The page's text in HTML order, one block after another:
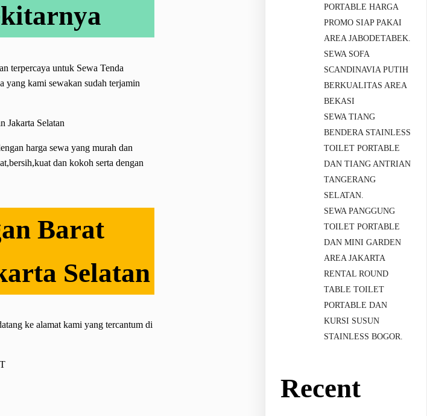
terpercaya untuk Sewa Tenda
yang kami sewakan sudah terjamin
harga sewa yang murah dan
dan kokoh serta dengan
Barat
Selatan
ke alamat kami yang tercantum di
PORTABLE HARGA
PROMO SIAP PAKAI
AREA JABODETABEK.
SEWA SOFA
SCANDINAVIA PUTIH
BERKUALITAS AREA
BEKASI
SEWA TIANG
BENDERA STAINLESS
TOILET PORTABLE
DAN TIANG ANTRIAN
TANGERANG
SELATAN.
SEWA PANGGUNG
TOILET PORTABLE
DAN MINI GARDEN
AREA JAKARTA
RENTAL ROUND
TABLE TOILET
PORTABLE DAN
KURSI SUSUN
STAINLESS BOGOR.
Recent